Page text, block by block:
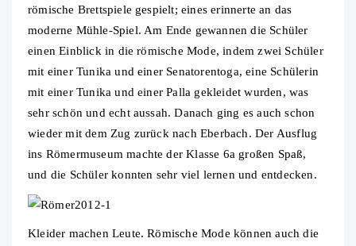
römische Brettspiele gespielt; eines erinnerte an das
moderne Mühle-Spiel. Am Ende gewannen die Schüler
einen Einblick in die römische Mode, indem zwei Schüler
mit einer Tunika und einer Senatorentoga, eine Schülerin
mit einer Tunika und einer Palla gekleidet wurden, was
sehr schön und echt aussah. Danach ging es auch schon
wieder mit dem Zug zurück nach Eberbach. Der Ausflug
ins Römermuseum machte der Klasse 6a großen Spaß,
und die Schüler konnten sehr viel lernen und entdecken.
Kleider machen Leute. Römische Mode können auch die